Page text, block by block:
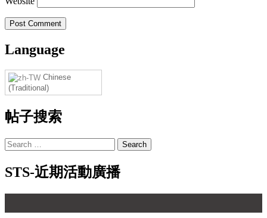
Language
Chinese
(Traditional)
帖子搜索
Search
for:
STS-近期活動廣播